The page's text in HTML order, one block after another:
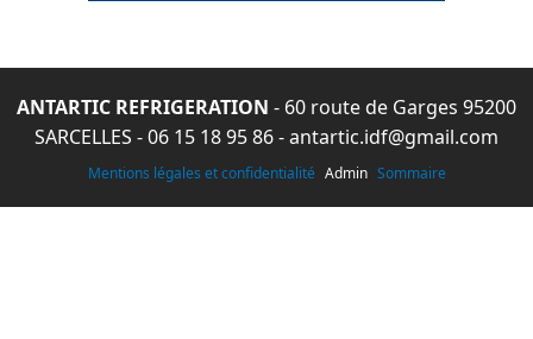
ANTARTIC REFRIGERATION - 60 route de Garges 95200
SARCELLES -06 15 18 95 86-antartic.idf@gmail.com
Mentions légales et confidentialité Admin Sommaire